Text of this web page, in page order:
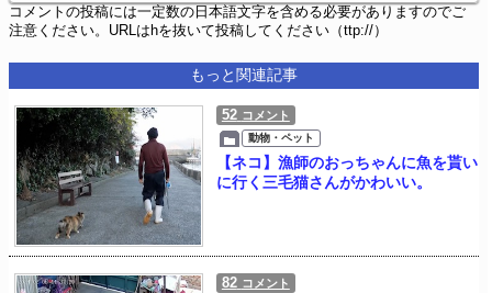
コメントの投稿には一定数の日本語文字を含める必要がありますのでご
注意ください。URLはhを抜いて投稿してください（ttp://）
もっと関連記事
52 コメント
動物・ペット
【ネコ】漁師のおっちゃんに魚を貰い
に行く三毛猫さんがかわいい。
82 コメント